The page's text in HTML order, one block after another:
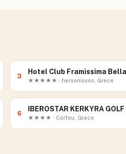
3
Hotel Club Framissima
★★★★★ · hersonissos, Grece
6
IBEROSTAR KERKYRA
★★★★ · Corfou, Grece